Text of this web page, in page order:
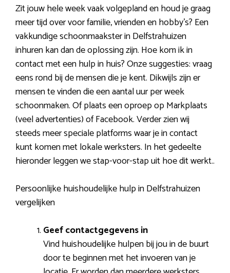
Zit jouw hele week vaak volgepland en houd je graag
meer tijd over voor familie, vrienden en hobby’s? Een
vakkundige schoonmaakster in Delfstrahuizen
inhuren kan dan de oplossing zijn. Hoe kom ik in
contact met een hulp in huis? Onze suggesties: vraag
eens rond bij de mensen die je kent. Dikwijls zijn er
mensen te vinden die een aantal uur per week
schoonmaken. Of plaats een oproep op Markplaats
(veel advertenties) of Facebook. Verder zien wij
steeds meer speciale platforms waar je in contact
kunt komen met lokale werksters. In het gedeelte
hieronder leggen we stap-voor-stap uit hoe dit werkt..
Persoonlijke huishoudelijke hulp in Delfstrahuizen
vergelijken
Geef contactgegevens in
Vind huishoudelijke hulpen bij jou in de buurt
door te beginnen met het invoeren van je